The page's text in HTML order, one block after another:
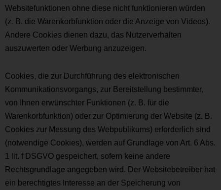
Websitefunktionen ohne diese nicht funktionieren würden
(z. B. die Warenkorbfunktion oder die Anzeige von Videos).
Andere Cookies dienen dazu, das Nutzerverhalten
auszuwerten oder Werbung anzuzeigen.
Cookies, die zur Durchführung des elektronischen
Kommunikationsvorgangs, zur Bereitstellung bestimmter,
von Ihnen erwünschter Funktionen (z. B. für die
Warenkorbfunktion) oder zur Optimierung der Website (z. B.
Cookies zur Messung des Webpublikums) erforderlich sind
(notwendige Cookies), werden auf Grundlage von Art. 6 Abs.
1 lit. f DSGVO gespeichert, sofern keine andere
Rechtsgrundlage angegeben wird. Der Websitebetreiber hat
ein berechtigtes Interesse an der Speicherung von